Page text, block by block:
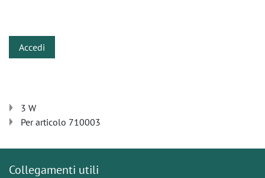
Accedi
3 W
Per articolo 710003
Collegamenti utili